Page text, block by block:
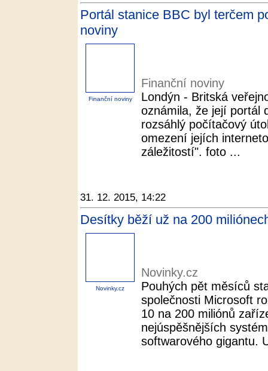
Portál stanice BBC byl terčem
noviny
Finanční noviny
Finanční noviny
Londýn - Britská
oznámila, že její portál
rozsáhlý počítačový
omezení jejích
záležitostí". foto ...
31. 12. 2015, 14:22
Desítky běží už na 200
Novinky.cz
Novinky.cz
Pouhých pět měsíců
společnosti Microsoft
10 na 200 miliónů
nejúspěšnějších
softwarového gigantu.